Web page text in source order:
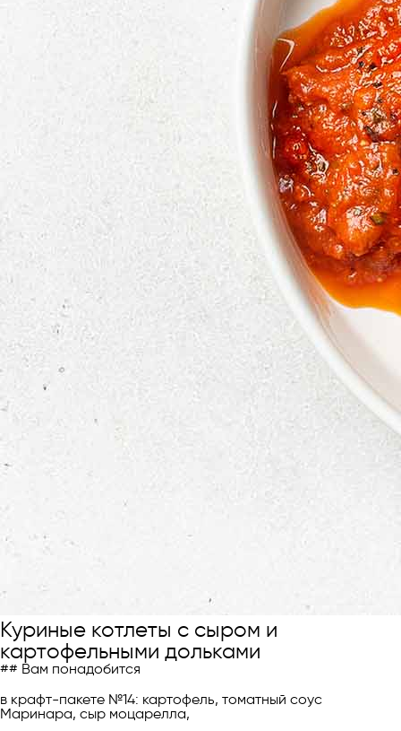
Куриные котлеты с сыром и
картофельными дольками
## Вам понадобится
в крафт-пакете №14: картофель, томатный соус
Маринара, сыр моцарелла,